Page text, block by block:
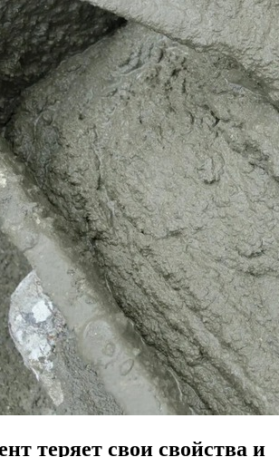
теряет свои свойства и